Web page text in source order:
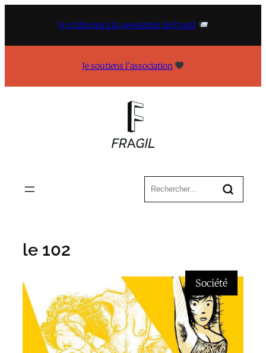
Je m’abonne à la newsletter de Fragil
Je soutiens l’association
le 102
Société